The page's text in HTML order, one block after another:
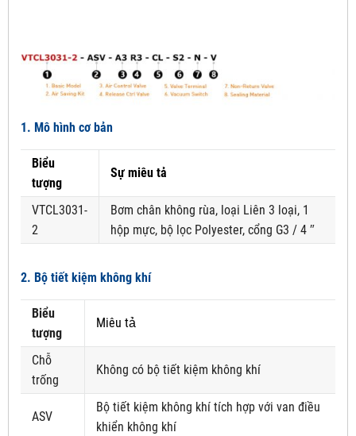
1. Mô hình cơ bản
Biểu
tượng
Sự miêu tả
VTCL3031-
2
Bơm chân không rùa, loại Liên 3 loại, 1
hộp mực, bộ lọc Polyester, cổng G3 / 4 ″
2. Bộ tiết kiệm không khí
Biểu
tượng
Miêu tả
Chỗ
trống
Không có bộ tiết kiệm không khí
ASV
Bộ tiết kiệm không khí tích hợp với van điều
khiển không khí